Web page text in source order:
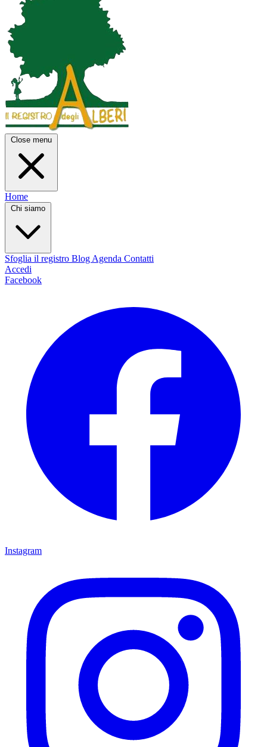
Close menu
Home
Chi siamo
Sfoglia il registro Blog Agenda Contatti
Accedi
Facebook
Instagram